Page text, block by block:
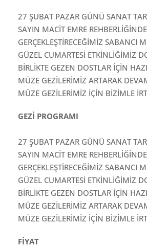
27 ŞUBAT PAZAR GÜNÜ SANAT
SAYIN MACİT EMRE REHBERLİĞİNDE
GERÇEKLEŞTİRECEĞİMİZ SABANCI
GÜZEL CUMARTESİ ETKİNLİĞİMİZ
BİRLİKTE GEZEN DOSTLAR İÇİN
MÜZE GEZİLERİMİZ ARTARAK
MÜZE GEZİLERİMİZ İÇİN BİZİMLE
GEZİ PROGRAMI
27 ŞUBAT PAZAR GÜNÜ SANAT
SAYIN MACİT EMRE REHBERLİĞİNDE
GERÇEKLEŞTİRECEĞİMİZ SABANCI
GÜZEL CUMARTESİ ETKİNLİĞİMİZ
BİRLİKTE GEZEN DOSTLAR İÇİN
MÜZE GEZİLERİMİZ ARTARAK
MÜZE GEZİLERİMİZ İÇİN BİZİMLE
FİYAT